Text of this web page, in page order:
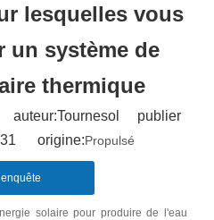
lesquelles vous
un système de
thermique
auteur:Tournesol publier
31 origine:Propulsé
enquête
solaire pour produire de l'eau